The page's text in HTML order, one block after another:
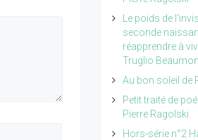
Le poids de
seconde
réapprendre à
Truglio
Au bon soleil de
Petit traité de
Pierre Ragolski
Hors-série n°2